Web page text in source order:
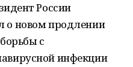
России
о новом продлении
с
инфекции